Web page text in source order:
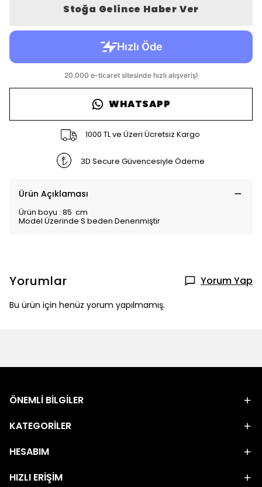
Stoğa Gelince Haber Ver
WHATSAPP
1000 TL ve Üzeri Ücretsiz Kargo
3D Secure Güvencesiyle Ödeme
Ürün Açıklaması
Ürün boyu : 85 cm
Model Üzerinde S beden Denenmiştir
Yorumlar Yorum Yap
Bu ürün için henüz yorum yapılmamış.
ÖNEMLİ BİLGİLER
KATEGORİLER
HESABIM
HIZLI ERİŞİM